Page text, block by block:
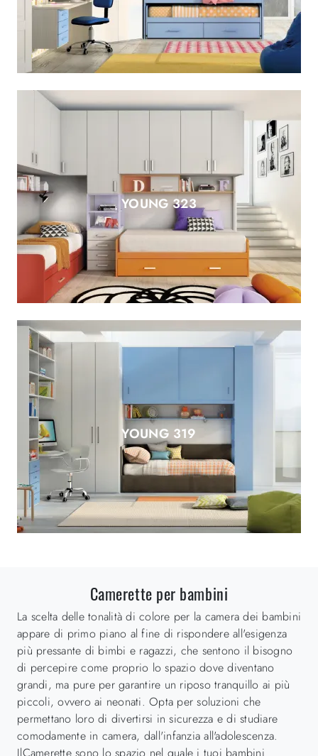
YOUNG 323
YOUNG 319
Camerette per bambini
La scelta delle tonalità di colore per la camera dei bambini
appare di primo piano al fine di rispondere all'esigenza
più pressante di bimbi e ragazzi, che sentono il bisogno
di percepire come proprio lo spazio dove diventano
grandi, ma pure per garantire un riposo tranquillo ai più
piccoli, ovvero ai neonati. Opta per soluzioni che
permettano loro di divertirsi in sicurezza e di studiare
comodamente in camera, dall'infanzia all'adolescenza.